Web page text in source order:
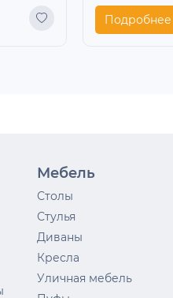
Подробнее
Мебель
Столы
Стулья
Диваны
Кресла
Уличная мебель